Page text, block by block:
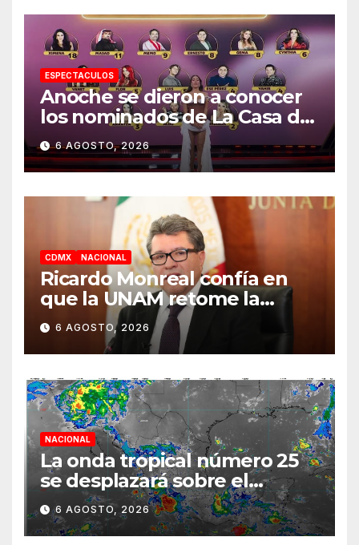
ESPECTACULOS
Anoche se dieron a conocer
los nominados de La Casa de
los Famosos México 2026 en
la segunda semana
6 AGOSTO, 2026
CDMX NACIONAL
Ricardo Monreal confía en
que la UNAM retome la
normalidad e inicie el
semestre mediante el
diálogo
6 AGOSTO, 2026
NACIONAL
La onda tropical número 25
se desplazará sobre el
sureste mexicano
6 AGOSTO, 2026